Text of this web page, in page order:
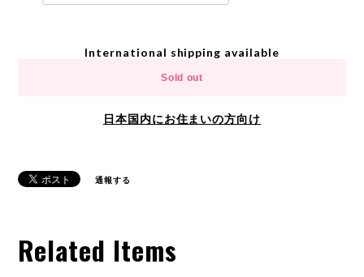
International shipping available
Sold out
日本国内にお住まいの方向け
通報する
Related Items